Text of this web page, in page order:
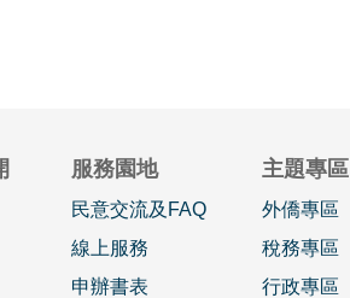
服務園地
民意交流及FAQ
線上服務
申辦書表
主題專區
外僑專區
稅務專區
行政專區